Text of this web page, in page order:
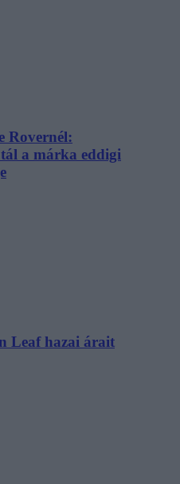
Rovernél:
a márka eddigi
Leaf hazai árait